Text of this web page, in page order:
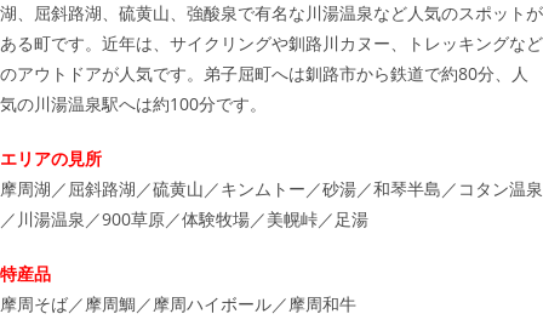
湖、屈斜路湖、硫黄山、強酸泉で有名な川湯温泉など人気のスポットが
ある町です。近年は、サイクリングや釧路川カヌー、トレッキングなど
のアウトドアが人気です。弟子屈町へは釧路市から鉄道で約80分、人
気の川湯温泉駅へは約100分です。
エリアの見所
摩周湖／屈斜路湖／硫黄山／キンムトー／砂湯／和琴半島／コタン温泉
／川湯温泉／900草原／体験牧場／美幌峠／足湯
特産品
摩周そば／摩周鯛／摩周ハイボール／摩周和牛